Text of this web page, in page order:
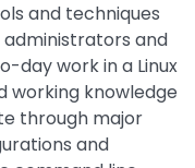
and techniques
administrators and
day work in a Linux
working knowledge
through major
and